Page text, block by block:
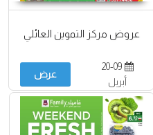
عروض مركز التموين العائلي
20-09
أبريل
عرض